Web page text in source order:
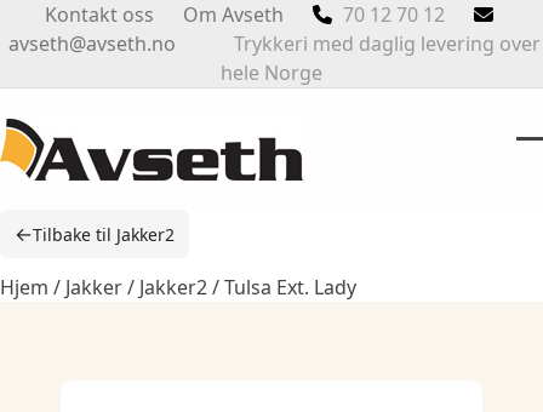
to
Kontakt oss Om Avseth
70 12 70 12
avseth@avseth.no Trykkeri med daglig levering over
hele Norge
←Tilbake til Jakker2
Hjem / Jakker/ Jakker2/ Tulsa Ext. Lady